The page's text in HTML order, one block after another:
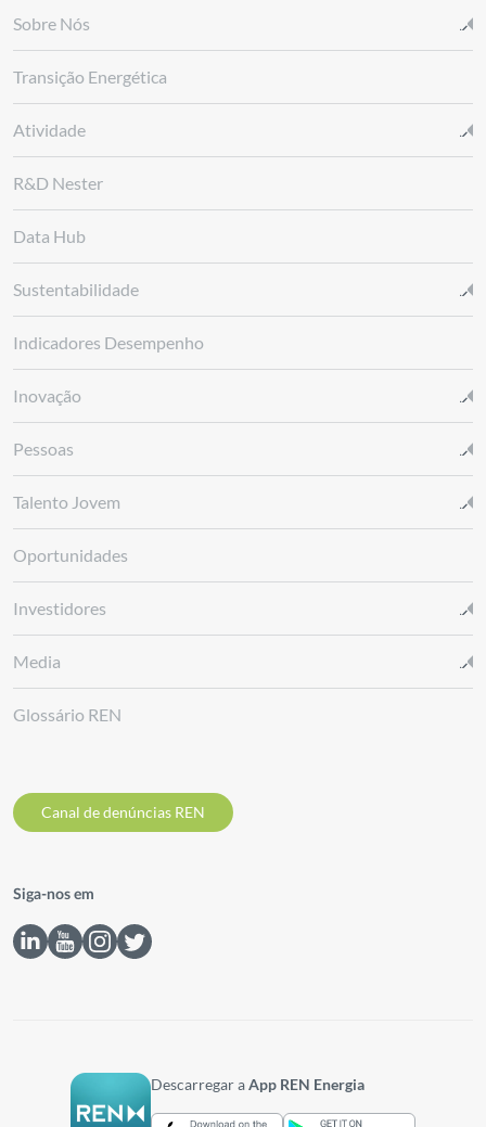
Sobre Nós
Transição Energética
Atividade
R&D Nester
Data Hub
Sustentabilidade
Indicadores Desempenho
Inovação
Pessoas
Talento Jovem
Oportunidades
Investidores
Media
Glossário REN
Canal de denúncias REN
Siga-nos em
Descarregar aApp REN Energia